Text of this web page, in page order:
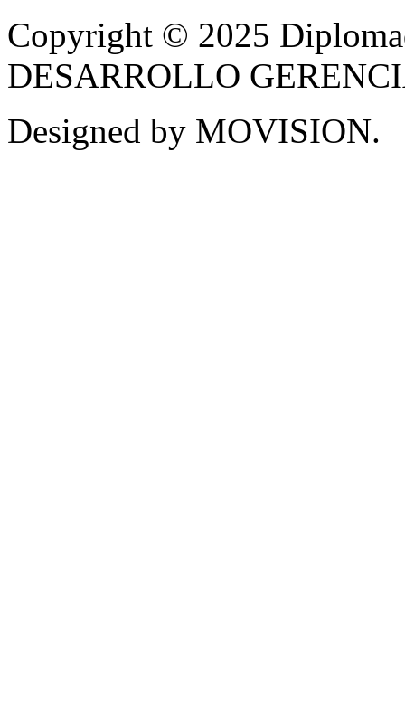
Copyright © 2025
DESARROLLO
Designed by MOVISION.